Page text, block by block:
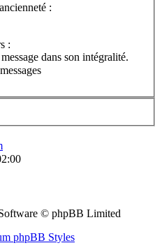
:
:
dans son intégralité.
© phpBB Limited
phpBB Styles